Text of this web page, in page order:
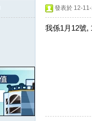
發表於 12-
我係1月12號,